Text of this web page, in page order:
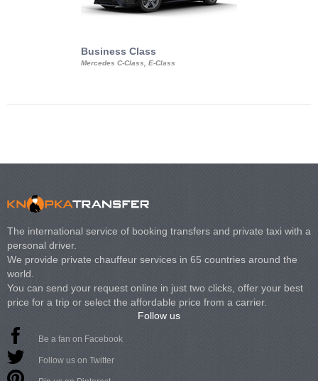
Business Class
Mercedes C-Class, E-Class
The international service of booking transfers and private taxi with a
personal driver.
We provide private chauffeur services in 65 countries around the
world.
You can send your request online in just two clicks, offer your best
price for a trip or select the affordable price from a carrier.
Follow us
Be a fan on Facebook
Follow us on Twitter